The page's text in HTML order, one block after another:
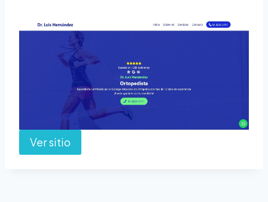
Ver sitio